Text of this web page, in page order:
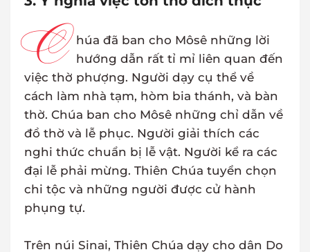
C húa đã ban cho Môsê những lời
hướng dẫn rất tỉ mỉ liên quan đến
việc thờ phượng. Người dạy cụ thể về
cách làm nhà tạm, hòm bia thánh, và bàn
thờ. Chúa ban cho Môsê những chỉ dẫn về
đồ thờ và lễ phục. Người giải thích các
nghi thức chuẩn bị lễ vật. Người kể ra các
đại lễ phải mừng. Thiên Chúa tuyển chọn
chi tộc và những người được cử hành
phụng tự.
Trên núi Sinai, Thiên Chúa dạy cho dân Do